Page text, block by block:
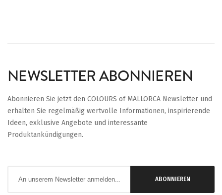
NEWSLETTER ABONNIEREN
Abonnieren Sie jetzt den COLOURS of MALLORCA Newsletter und
erhalten Sie regelmäßig wertvolle Informationen, inspirierende
Ideen, exklusive Angebote und interessante
Produktankündigungen.
ABONNIEREN